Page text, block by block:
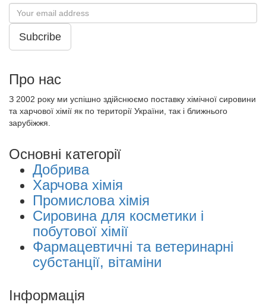
Subcribe
Про нас
З 2002 року ми успішно здійснюємо поставку хімічної сировини
та харчової хімії як по території України, так і ближнього
зарубіжжя.
Основні категорії
Добрива
Харчова хімія
Промислова хімія
Сировина для косметики і
побутової хімії
Фармацевтичні та ветеринарні
субстанції, вітаміни
Інформація